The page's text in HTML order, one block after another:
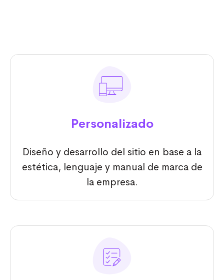
Personalizado
Diseño y desarrollo del sitio en base a la
estética, lenguaje y manual de marca de
la empresa.